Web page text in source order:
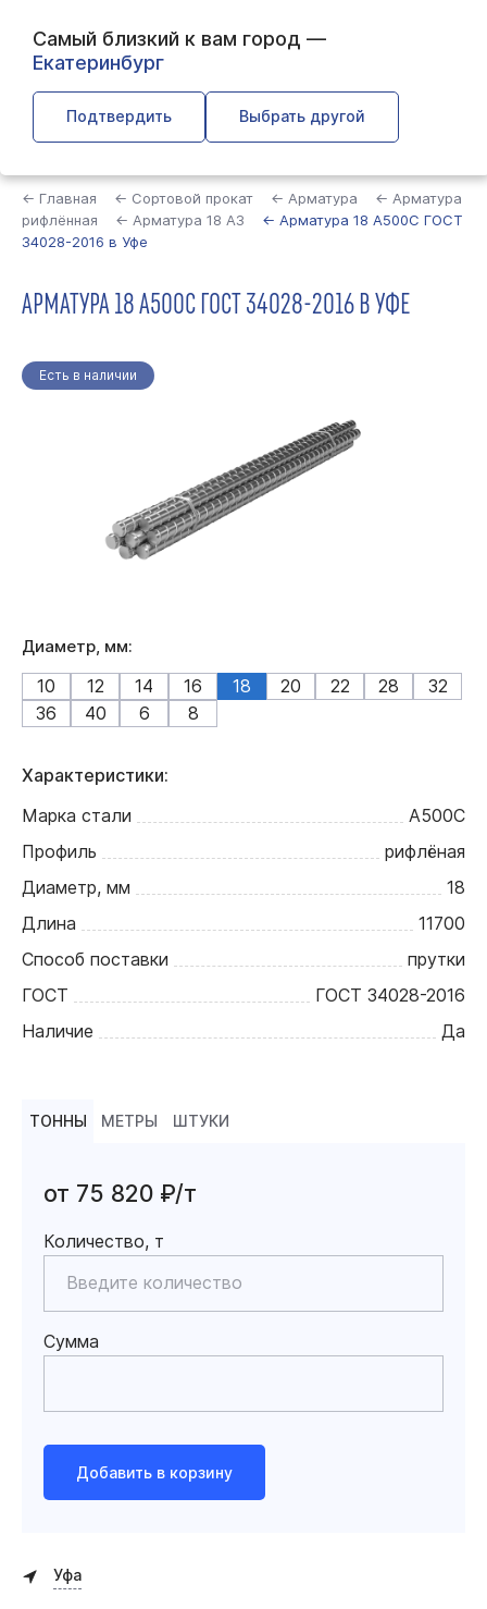
Самый близкий к вам город —
Екатеринбург
Подтвердить Выбрать другой
← Главная ← Сортовой прокат ← Арматура
← Арматура
рифлённая
← Арматура 18 А3
← Арматура 18 А500С ГОСТ
34028-2016 в Уфе
АРМАТУРА 18 А500С ГОСТ 34028-2016 В УФЕ
Есть в наличии
Диаметр, мм:
10 12 14 16 18 20 22 28
32
36
40 6 8
Характеристики:
Марка стали
А500С
Профиль
рифлёная
Диаметр, мм
18
Длина
11700
Способ поставки
прутки
ГОСТ
ГОСТ 34028-2016
Наличие
Да
ТОННЫ МЕТРЫ ШТУКИ
от 75 820 ₽/т
Количество, т
Сумма
Добавить в корзину
Уфа